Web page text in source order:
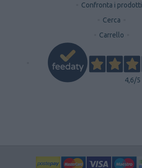
Confronta i prodotti
Cerca
Carrello
4,6/5